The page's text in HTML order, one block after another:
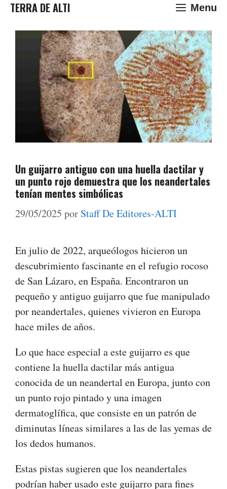
SaltarTERRA DE ALTI Menu
Un guijarro antiguo con una huella dactilar y
un punto rojo demuestra que los neandertales
tenían mentes simbólicas
29/05/2025 por Staff De Editores-ALTI
En julio de 2022, arqueólogos hicieron un
descubrimiento fascinante en el refugio rocoso
de San Lázaro, en España. Encontraron un
pequeño y antiguo guijarro que fue manipulado
por neandertales, quienes vivieron en Europa
hace miles de años.
Lo que hace especial a este guijarro es que
contiene la huella dactilar más antigua
conocida de un neandertal en Europa, junto con
un punto rojo pintado y una imagen
dermatoglífica, que consiste en un patrón de
diminutas líneas similares a las de las yemas de
los dedos humanos.
Estas pistas sugieren que los neandertales
podrían haber usado este guijarro para fines